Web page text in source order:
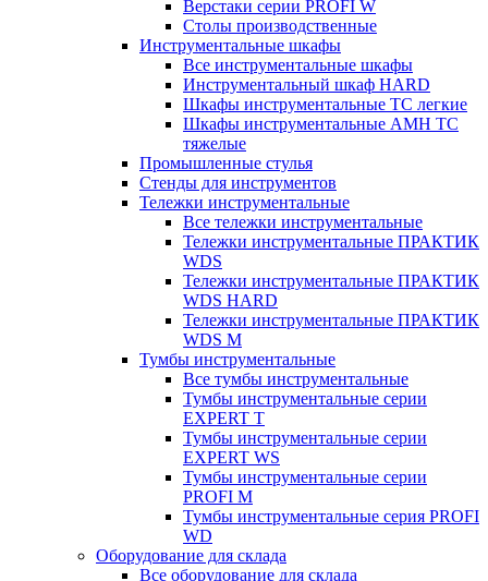
Верстаки серии PROFI W
Столы производственные
Инструментальные шкафы
Все инструментальные шкафы
Инструментальный шкаф HARD
Шкафы инструментальные ТС легкие
Шкафы инструментальные AMH TC
тяжелые
Промышленные стулья
Стенды для инструментов
Тележки инструментальные
Все тележки инструментальные
Тележки инструментальные ПРАКТИК
WDS
Тележки инструментальные ПРАКТИК
WDS HARD
Тележки инструментальные ПРАКТИК
WDS M
Тумбы инструментальные
Все тумбы инструментальные
Тумбы инструментальные серии
EXPERT T
Тумбы инструментальные серии
EXPERT WS
Тумбы инструментальные серии
PROFI M
Тумбы инструментальные серия PROFI
WD
Оборудование для склада
Все оборудование для склада